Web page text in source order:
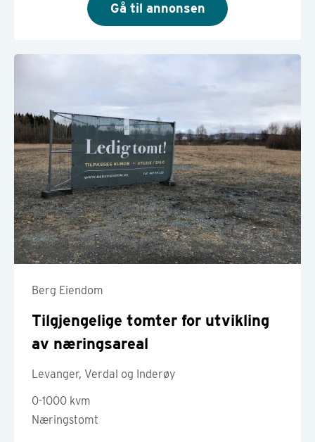
Gå til annonsen
Berg Eiendom
Tilgjengelige tomter for utvikling
av næringsareal
Levanger, Verdal og Inderøy
0-1000 kvm
Næringstomt